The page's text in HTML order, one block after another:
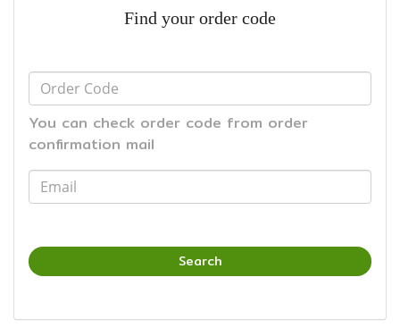
Find your order code
You can check order code from order
confirmation mail
Search